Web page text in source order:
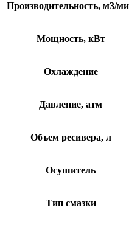
Производительность, м3/
Мощность, кВт
Охлаждение
Давление, атм
Объем ресивера, л
Осушитель
Тип смазки